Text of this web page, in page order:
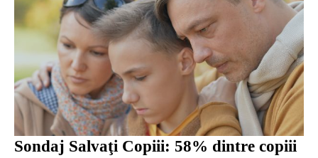
Sondaj Salvaţi Copiii: 58% dintre copiii